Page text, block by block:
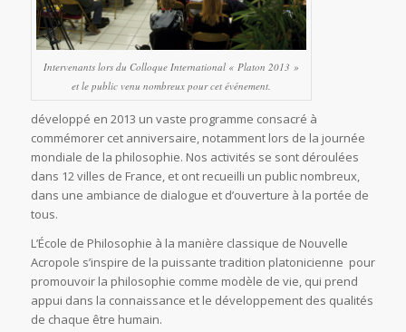
Intervenants lors du Colloque International « Platon 2013 »
et le public venu nombreux pour cet événement.
développé en 2013 un vaste programme consacré à
commémorer cet anniversaire, notamment lors de la journée
mondiale de la philosophie. Nos activités se sont déroulées
dans 12 villes de France, et ont recueilli un public nombreux,
dans une ambiance de dialogue et d’ouverture à la portée de
tous.
L’École de Philosophie à la manière classique de Nouvelle
Acropole s’inspire de la puissante tradition platonicienne pour
promouvoir la philosophie comme modèle de vie, qui prend
appui dans la connaissance et le développement des qualités
de chaque être humain.